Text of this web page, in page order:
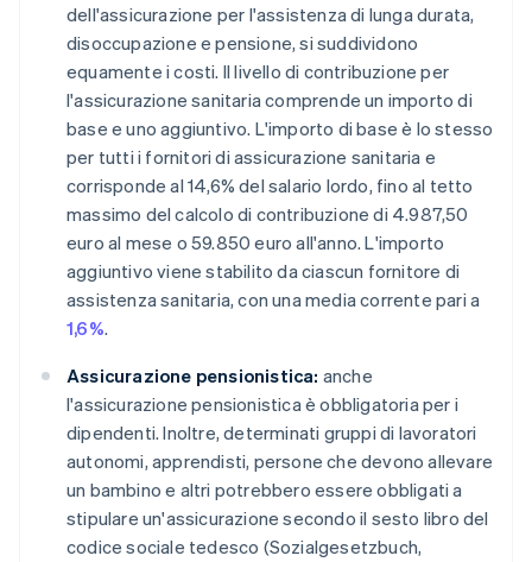
dell'assicurazione per l'assistenza di lunga durata,
disoccupazione e pensione, si suddividono
equamente i costi. Il livello di contribuzione per
l'assicurazione sanitaria comprende un importo di
base e uno aggiuntivo. L'importo di base è lo stesso
per tutti i fornitori di assicurazione sanitaria e
corrisponde al 14,6% del salario lordo, fino al tetto
massimo del calcolo di contribuzione di 4.987,50
euro al mese o 59.850 euro all'anno. L'importo
aggiuntivo viene stabilito da ciascun fornitore di
assistenza sanitaria, con una media corrente pari a
1,6%.
Assicurazione pensionistica: anche
l'assicurazione pensionistica è obbligatoria per i
dipendenti. Inoltre, determinati gruppi di lavoratori
autonomi, apprendisti, persone che devono allevare
un bambino e altri potrebbero essere obbligati a
stipulare un'assicurazione secondo il sesto libro del
codice sociale tedesco (Sozialgesetzbuch,